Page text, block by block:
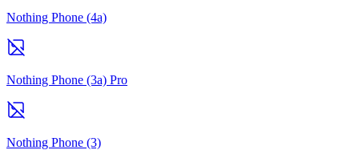
Nothing Phone (4a)
Nothing Phone (3a) Pro
Nothing Phone (3)